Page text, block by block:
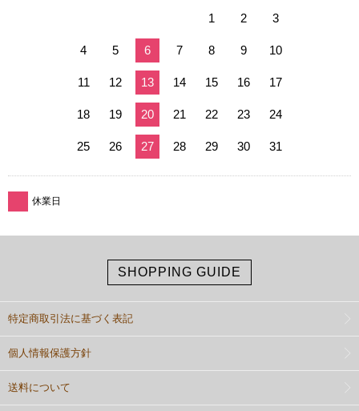
1
2 3
4 5 6 7 8 9 10
11 12 13 14 15 16 17
18 19 20 21 22 23 24
25 26 27 28 29 30 31
休業日
SHOPPING GUIDE
特定商取引法に基づく表記
個人情報保護方針
送料について